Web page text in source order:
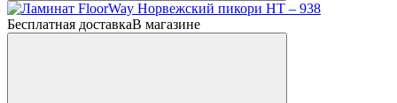
Бесплатная доставкаВ магазине